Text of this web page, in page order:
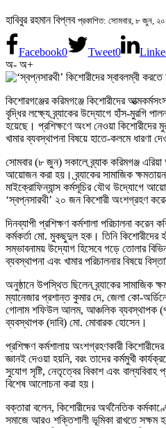
হাবিবুর রহমান বিপ্লব প্রকাশিত: সোমবার, ৮ জুন,
Facebook0 Tweet0
অ- অ+
কিশোরগঞ্জের করিমগঞ্জে কিশোরীদের
বৃদ্ধির লক্ষ্যে ব্র্যাকের উদ্যোগে হাঁস-মুরগি
হয়েছে। প্রশিক্ষণে অংশ নেওয়া কিশোরীদের
খামার ব্যবস্থাপনা বিষয়ে হাতে-কলমে ধারণা
সোমবার (৮ জুন) সকালে ব্র্যাক করিমগঞ্জ
আয়োজন করা হয়। ব্র্যাকের সামাজিক
মাইক্রোফিন্যান্স কর্মসূচির যৌথ উদ্যোগে
‘স্বপ্নসারথী’ ২০ জন কিশোরী অংশগ্রহণ
দিনব্যাপী প্রশিক্ষণ কর্মশালা পরিচালনা
কর্মকর্তা মো. মুকছুদুল হক। তিনি
সম্ভাবনাময় উদ্যোগ হিসেবে গড়ে তোলার
ব্যবস্থাপনা এবং খামার পরিচালনার বিষয়ে
অনুষ্ঠানে উপস্থিত ছিলেন ব্র্যাকের সামাজিক
ম্যানেজার প্রশান্ত কুমার দে, জেলা কো-
গোলাম শফিউল আলম, আঞ্চলিক ব্যবস্থাপক
ব্যবস্থাপক (দাবি) মো. মোবারক হোসেন।
প্রশিক্ষণ কর্মশালায় অংশগ্রহণকারী
জ্ঞানই দেওয়া হয়নি, বরং তাদের কর্মমুখী
সুযোগ সৃষ্টি, নেতৃত্বের বিকাশ এবং বাল্যবিবাহ
বিশেষ আলোচনা করা হয়।
বক্তারা বলেন, কিশোরীদের অর্থনৈতিক
সমাজে আরও শক্তিশালী ভূমিকা রাখতে সক্ষম